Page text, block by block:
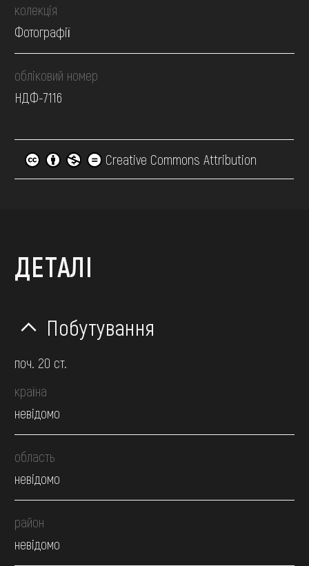
колекція
Фотографії
обліковий номер
НДФ-7116
Creative Commons Attribution
ДЕТАЛІ
Побутування
поч. 20 ст.
країна
невідомо
область
невідомо
район
невідомо